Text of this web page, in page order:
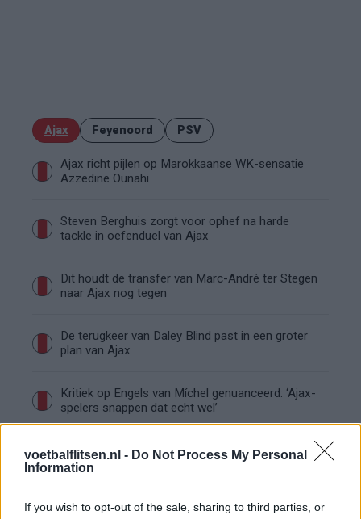
voetbalflitsen.nl - Do Not Process My Personal
Information
If you wish to opt-out of the sale, sharing to third parties, or
Ajax Feyenoord PSV
Ajax richt pijlen op Marokkaanse WK-sensatie
Azzedine Ounahi
Steven Berghuis zorgt voor ophef na harde
tackle in oefenduel van Ajax
Dit houdt de transfer van Marc-André ter Stegen
naar Ajax nog tegen
De terugkeer van Daley Blind past in een groter
plan van Ajax
Kritiek op Engels van Míchel genuanceerd: ‘Ajax-
spelers snappen dat echt wel’
De eerste Míchel-dagen bij Ajax: Blind coacht,
Gloukh krijgt standje en Ceballos wordt gebeld
Steur kiest voor Newcastle na gemiste